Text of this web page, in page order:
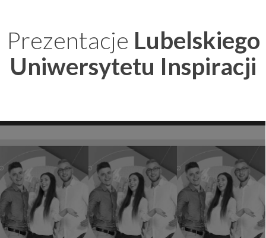
Prezentacje Lubelskiego
Uniwersytetu Inspiracji